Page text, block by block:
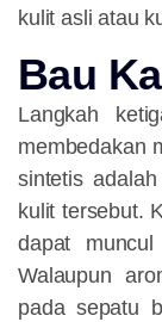
kulit asli atau
Bau
Langkah
membedakan
sintetis
kulit tersebut.
dapat
Walaupun
pada sepatu